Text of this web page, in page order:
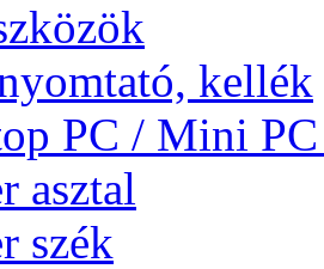
kellék
PC / Mini
asztal
szék